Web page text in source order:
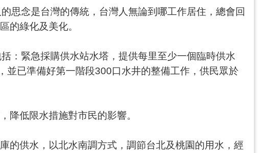
思念是台灣的傳統，台灣人無論到哪工作居住，總會回
的綠化及美化。
：緊急採購供水站水塔，提供每里至少一個臨時供水
已準備好第一階段300口水井的整備工作，供民眾於
降低限水措施對市民的影響。
的供水，以北水南調方式，調節台北及桃園的用水，經